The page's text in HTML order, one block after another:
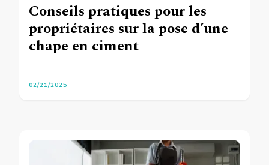
Conseils pratiques pour les
propriétaires sur la pose d’une
chape en ciment
02/21/2025